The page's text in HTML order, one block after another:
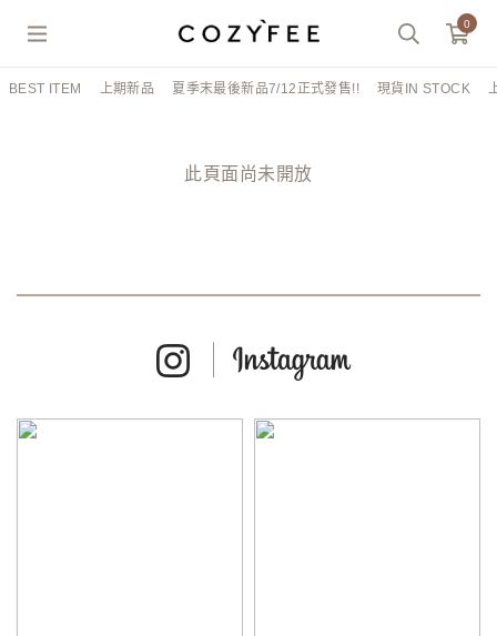
0
BEST ITEM 上期新品 夏季末最後新品7/12正式發售!! 現貨IN STOCK
此頁面尚未開放